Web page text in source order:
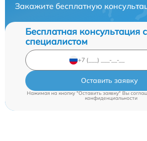
Закажите бесплатную
Бесплатная консультация
специалистом
Оставить заявку
Нажимая на кнопку "Оставить заявку" Вы
конфиденциальности